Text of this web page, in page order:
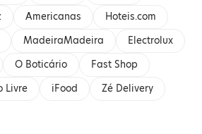
Americanas
Hoteis.com
MadeiraMadeira
Electrolux
O Boticário
Fast Shop
Livre iFood
Zé Delivery